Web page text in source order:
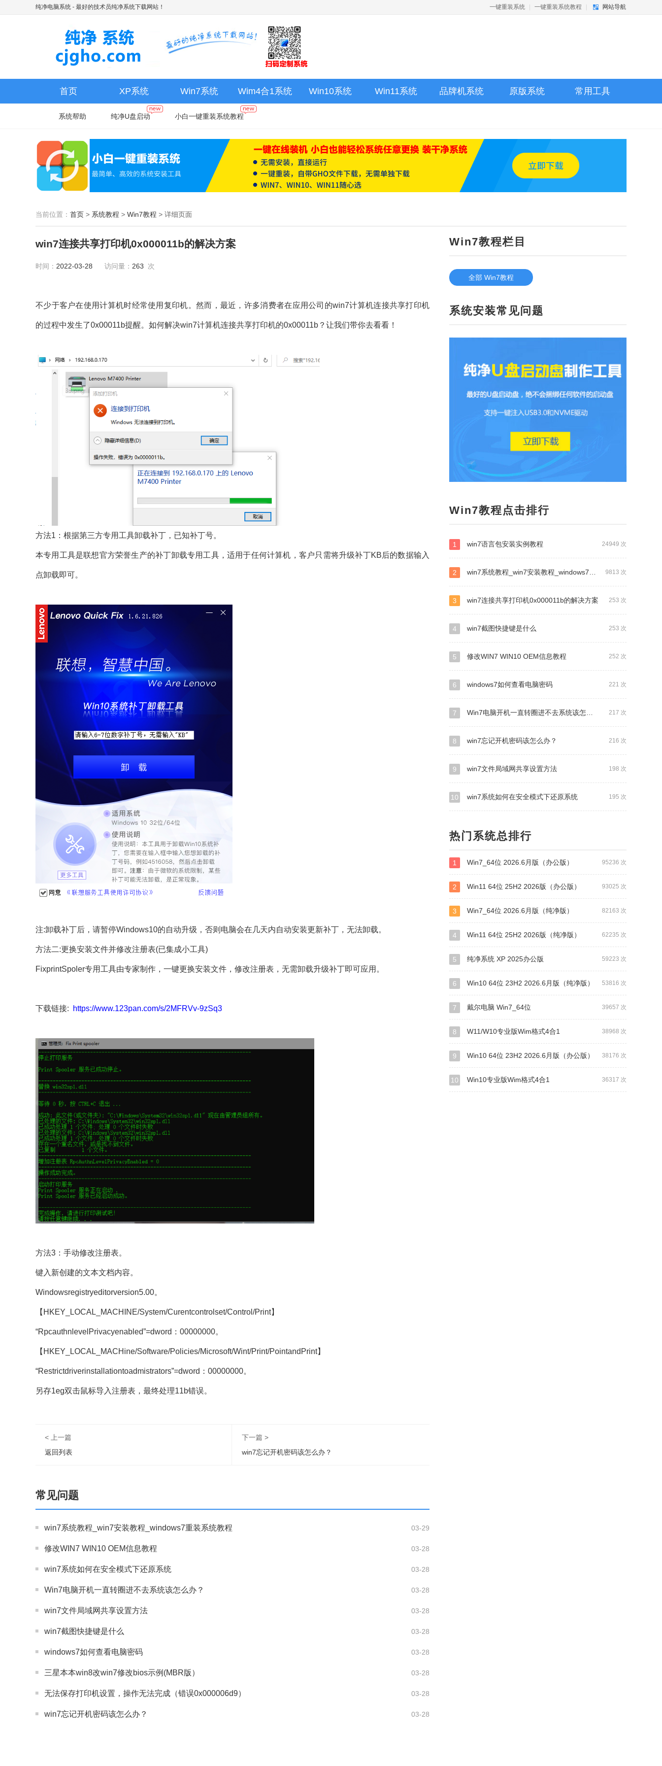
纯净电脑系统 - 最好的技术员纯净系统下载网站！ 一键重装系统 一键重装系统教程 网站导航
首页 XP系统 Win7系统 Wim4合1系统 Win10系统 Win11系统 品牌机系统 原版系统 常用工具
系统帮助 纯净U盘启动 小白一键重装系统教程
当前位置： 首页 > 系统教程 > Win7教程 > 详细页面
win7连接共享打印机0x000011b的解决方案
时间： 2022-03-28 访问量： 263 次
不少于客户在使用计算机时经常使用复印机。然而，最近，许多消费者在应用公司的win7计算机连接共享打印机
的过程中发生了0x00011b提醒。如何解决win7计算机连接共享打印机的0x00011b？让我们带你去看看！
方法1：根据第三方专用工具卸载补丁，已知补丁号。
本专用工具是联想官方荣誉生产的补丁卸载专用工具，适用于任何计算机，客户只需将升级补丁KB后的数据输入
点卸载即可。
注:卸载补丁后，请暂停Windows10的自动升级，否则电脑会在几天内自动安装更新补丁，无法卸载。
方法二:更换安装文件并修改注册表(已集成小工具)
FixprintSpoler专用工具由专家制作，一键更换安装文件，修改注册表，无需卸载升级补丁即可应用。
下载链接: https://www.123pan.com/s/2MFRVv-9zSq3​​​​​​​
​​​​​​​方法3：手动修改注册表。
键入新创建的文本文档内容。
Windowsregistryeditorversion5.00。
【HKEY_LOCAL_MACHINE/System/Curentcontrolset/Control/Print】
“RpcauthnlevelPrivacyenabled”=dword：00000000。
【HKEY_LOCAL_MACHine/Software/Policies/Microsoft/Wint/Print/PointandPrint】
“Restrictdriverinstallationtoadmistrators”=dword：00000000。
另存1eg双击鼠标导入注册表，最终处理11b错误。
< 上一篇
返回列表
下一篇 >
win7忘记开机密码该怎么办？
常见问题
03-29
win7系统教程_win7安装教程_windows7重装系统教程
03-28
修改WIN7 WIN10 OEM信息教程
03-28
win7系统如何在安全模式下还原系统
03-28
Win7电脑开机一直转圈进不去系统该怎么办？
03-28
win7文件局域网共享设置方法
03-28
win7截图快捷键是什么
03-28
windows7如何查看电脑密码
03-28
三星本本win8改win7修改bios示例(MBR版）
03-28
无法保存打印机设置，操作无法完成（错误0x000006d9）
03-28
win7忘记开机密码该怎么办？
Win7教程栏目
全部 Win7教程
系统安装常见问题
Win7教程点击排行
24949 次
1 win7语言包安装实例教程
9813 次
2 win7系统教程_win7安装教程_windows7重装系统教程
253 次
3 win7连接共享打印机0x000011b的解决方案
253 次
4 win7截图快捷键是什么
252 次
5 修改WIN7 WIN10 OEM信息教程
221 次
6 windows7如何查看电脑密码
217 次
7 Win7电脑开机一直转圈进不去系统该怎么办？
216 次
8 win7忘记开机密码该怎么办？
198 次
9 win7文件局域网共享设置方法
195 次
10 win7系统如何在安全模式下还原系统
热门系统总排行
95236 次
1 Win7_64位 2026.6月版（办公版）
93025 次
2 Win11 64位 25H2 2026版（办公版）
82163 次
3 Win7_64位 2026.6月版（纯净版）
62235 次
4 Win11 64位 25H2 2026版（纯净版）
59223 次
5 纯净系统 XP 2025办公版
53816 次
6 Win10 64位 23H2 2026.6月版（纯净版）
39657 次
7 戴尔电脑 Win7_64位
38968 次
8 W11/W10专业版Wim格式4合1
38176 次
9 Win10 64位 23H2 2026.6月版（办公版）
36317 次
10 Win10专业版Wim格式4合1